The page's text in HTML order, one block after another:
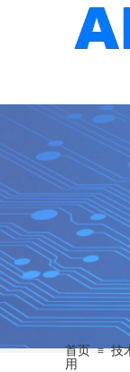
首页 ≡ 技
用